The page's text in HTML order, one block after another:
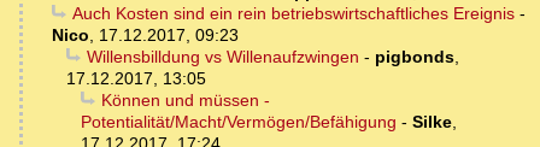
Auch Kosten sind ein rein betriebswirtschaftliches Ereignis-
Nico, 17.12.2017, 09:23
Willensbilldung vs Willenaufzwingen - pigbonds,
17.12.2017, 13:05
Können und müssen -
Potentialität/Macht/Vermögen/Befähigung - Silke,